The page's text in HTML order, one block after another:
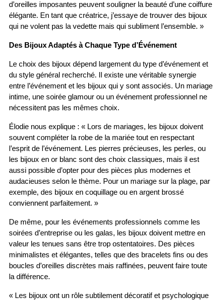
d’oreilles imposantes peuvent souligner la beauté d’une coiffure
élégante. En tant que créatrice, j’essaye de trouver des bijoux
qui ne volent pas la vedette mais qui subliment l’ensemble. »
Des Bijoux Adaptés à Chaque Type d’Événement
Le choix des bijoux dépend largement du type d’événement et
du style général recherché. Il existe une véritable synergie
entre l’événement et les bijoux qui y sont associés. Un mariage
intime, une soirée glamour ou un événement professionnel ne
nécessitent pas les mêmes choix.
Élodie nous explique : « Lors de mariages, les bijoux doivent
souvent compléter la robe de la mariée tout en respectant
l’esprit de l’événement. Les pierres précieuses, les perles, ou
les bijoux en or blanc sont des choix classiques, mais il est
aussi possible d’opter pour des pièces plus modernes et
audacieuses selon le thème. Pour un mariage sur la plage, par
exemple, des bijoux en coquillage ou en argent brossé
conviennent parfaitement. »
De même, pour les événements professionnels comme les
soirées d’entreprise ou les galas, les bijoux doivent mettre en
valeur les tenues sans être trop ostentatoires. Des pièces
minimalistes et élégantes, telles que des bracelets fins ou des
boucles d’oreilles discrètes mais raffinées, peuvent faire toute
la différence.
« Les bijoux ont un rôle subtilement décoratif et psychologique